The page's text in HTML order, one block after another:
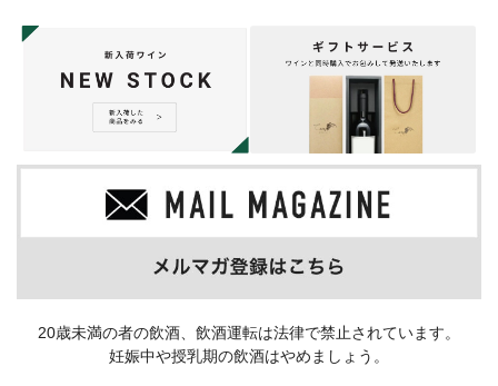
20歳未満の者の飲酒、飲酒運転は法律で禁止されています。
妊娠中や授乳期の飲酒はやめましょう。